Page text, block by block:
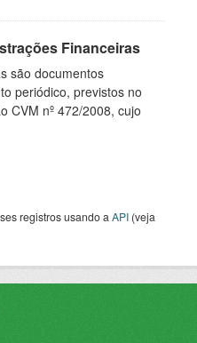
Financeiras
são documentos
periódico, previstos no
CVM nº 472/2008, cujo
registros usando a API (veja